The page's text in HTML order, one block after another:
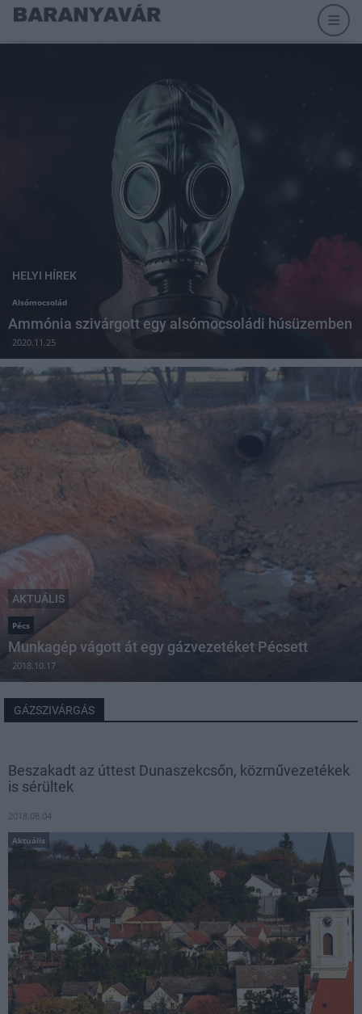
HELYI HÍREK
Alsómocsolád
Ammónia szivárgott egy alsómocsoládi húsüzemben
2020.11.25
AKTUÁLIS
Pécs
Munkagép vágott át egy gázvezetéket Pécsett
2018.10.17
GÁZSZIVÁRGÁS
Beszakadt az úttest Dunaszekcsőn, közművezetékek
is sérültek
2018.08.04
Aktuális